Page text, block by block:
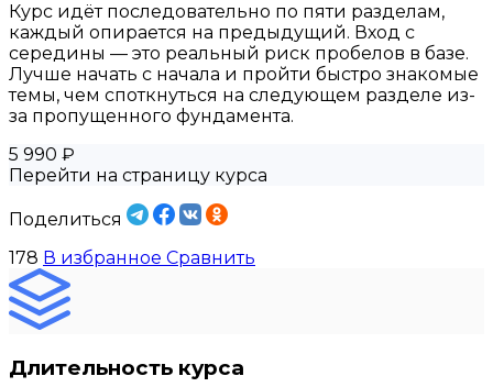
Курс идёт последовательно по пяти разделам,
каждый опирается на предыдущий. Вход с
середины — это реальный риск пробелов в базе.
Лучше начать с начала и пройти быстро знакомые
темы, чем споткнуться на следующем разделе из-
за пропущенного фундамента.
5 990 ₽
Перейти на страницу курса
Поделиться
178 В избранное Сравнить
Длительность курса